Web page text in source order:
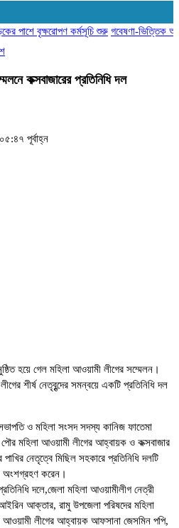
পাশে বৃক্ষরোপণ কর্মসূচি শুরু গবেষণা-ভিত্তিক
কক্সবাজারের প্রতিনিধি দল
পূর্বাহ্ন
হয়ে গেল মহিলা আওয়ামী লীগের সম্মেলন।
শীর্ষ নেতৃবৃন্দের সমন্বয়ে একটি প্রতিনিধি দল
ও মহিলা সংসদ সদস্য কানিজ ফাতেমা
মহিলা আওয়ামী লীগের আহ্বায়ক ও কক্সবাজার
নেতৃত্বে মিছিল সহকারে প্রতিনিধি দলটি
অংশগ্রহণ করেন।
দলে,জেলা মহিলা আওয়ামীলীগ নেত্রী
আক্তার, রামু উপজেলা পরিষদের মহিলা
আওয়ামী লীগের আহ্বায়ক আফসানা জেসমিন পপি,